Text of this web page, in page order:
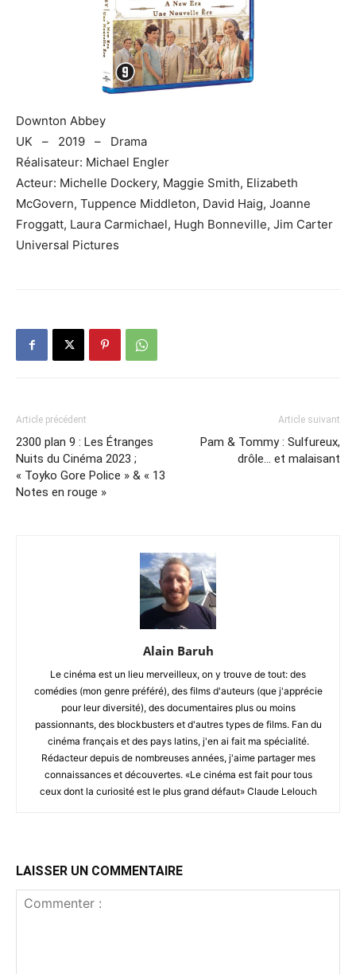
Downton Abbey
UK – 2019 – Drama
Réalisateur: Michael Engler
Acteur: Michelle Dockery, Maggie Smith, Elizabeth
McGovern, Tuppence Middleton, David Haig, Joanne
Froggatt, Laura Carmichael, Hugh Bonneville, Jim Carter
Universal Pictures
Article précédent
2300 plan 9 : Les Étranges
Nuits du Cinéma 2023 ;
« Toyko Gore Police » & « 13
Notes en rouge »
Article suivant
Pam & Tommy : Sulfureux,
drôle… et malaisant
Alain Baruh
Le cinéma est un lieu merveilleux, on y trouve de tout: des
comédies (mon genre préféré), des films d'auteurs (que j'apprécie
pour leur diversité), des documentaires plus ou moins
passionnants, des blockbusters et d'autres types de films. Fan du
cinéma français et des pays latins, j'en ai fait ma spécialité.
Rédacteur depuis de nombreuses années, j'aime partager mes
connaissances et découvertes. «Le cinéma est fait pour tous
ceux dont la curiosité est le plus grand défaut» Claude Lelouch
LAISSER UN COMMENTAIRE